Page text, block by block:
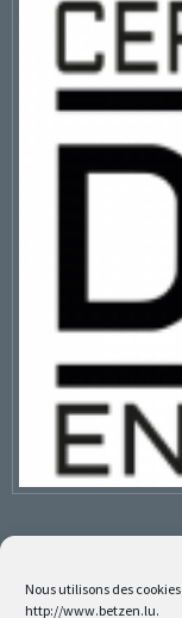
Nous utilisons des
http://www.betzen.lu.